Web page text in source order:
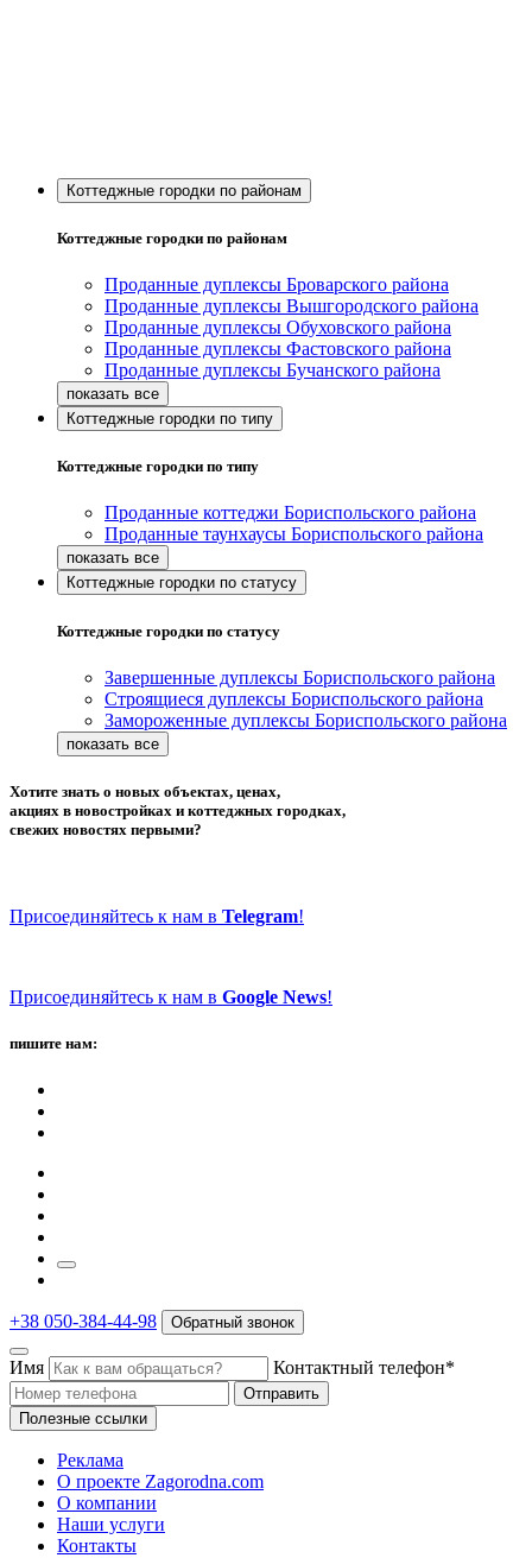
Коттеджные городки по районам
Коттеджные городки по районам
Проданные дуплексы Броварского района
Проданные дуплексы Вышгородского района
Проданные дуплексы Обуховского района
Проданные дуплексы Фастовского района
Проданные дуплексы Бучанского района
Коттеджные городки по типу
Коттеджные городки по типу
Проданные коттеджи Бориспольского района
Проданные таунхаусы Бориспольского района
Коттеджные городки по статусу
Коттеджные городки по статусу
Завершенные дуплексы Бориспольского района
Строящиеся дуплексы Бориспольского района
Замороженные дуплексы Бориспольского района
Хотите знать о новых объектах, ценах,
акциях в новостройках и коттеджных городках,
свежих новостях первыми?
Присоединяйтесь к нам в Telegram!
Присоединяйтесь к нам в Google News!
пишите нам:
+38 050-384-44-98 Обратный звонок
Имя Контактный телефон*
Отправить
Полезные ссылки
Реклама
О проекте Zagorodna.com
О компании
Наши услуги
Контакты